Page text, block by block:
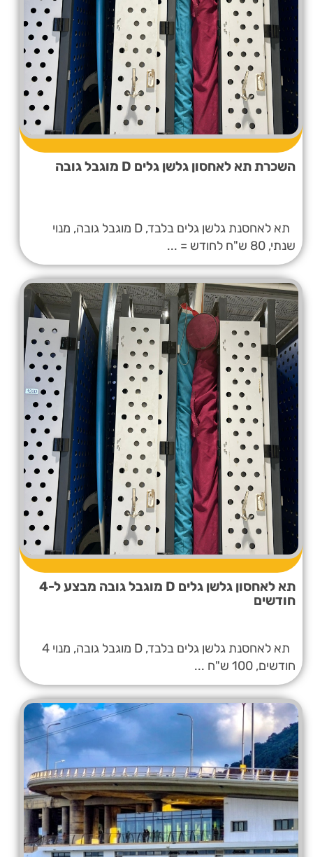
השכרת תא לאחסון גלשן גלים D מוגבל גובה
תא לאחסנת גלשן גלים בלבד, D מוגבל גובה, מנוי
שנתי, 80 ש"ח לחודש = ...
תא לאחסון גלשן גלים D מוגבל גובה מבצע ל-4
חודשים
תא לאחסנת גלשן גלים בלבד, D מוגבל גובה, מנוי 4
חודשים, 100 ש"ח ...